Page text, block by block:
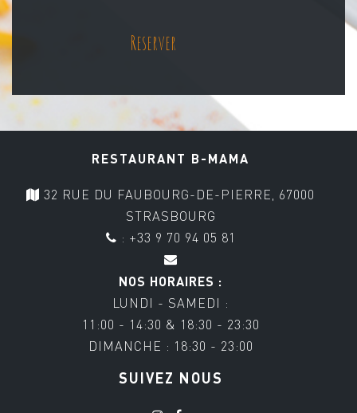
Reserver
RESTAURANT B-MAMA
32 RUE DU FAUBOURG-DE-PIERRE, 67000
STRASBOURG
: +33 9 70 94 05 81
NOS HORAIRES :
LUNDI - SAMEDI :
11:00 - 14:30 & 18:30 - 23:30
DIMANCHE : 18:30 - 23:00
SUIVEZ NOUS